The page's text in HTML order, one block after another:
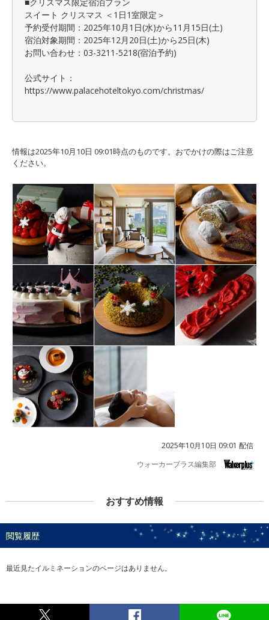
スイート クリスマス ＜1日1室限定＞
予約受付期間：2025年10月1日(水)から11月15日(土)
宿泊対象期間：2025年12月20日(土)から25日(木)
お問い合わせ：03-3211-5218(宿泊予約)
公式サイト：
https://www.palacehoteltokyo.com/christmas/
情報は2025年10月10日 09:01時点のものです。おでかけの際はご注意
ください。
2025年10月10日 09:01 配信
ウォーカープラス編集部
おすすめ情報
閲覧履歴
最近見たイルミネーションのページはありません。